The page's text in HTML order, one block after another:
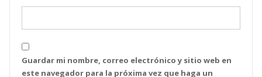
Guardar mi nombre, correo electrónico y sitio web en
este navegador para la próxima vez que haga un